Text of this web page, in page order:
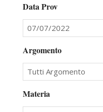
Data Prov
Argomento
Materia